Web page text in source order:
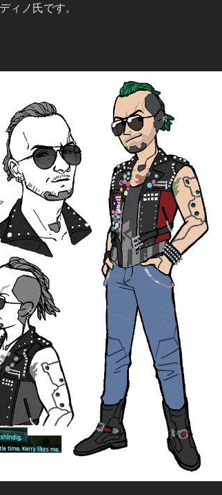
ィノ氏です。